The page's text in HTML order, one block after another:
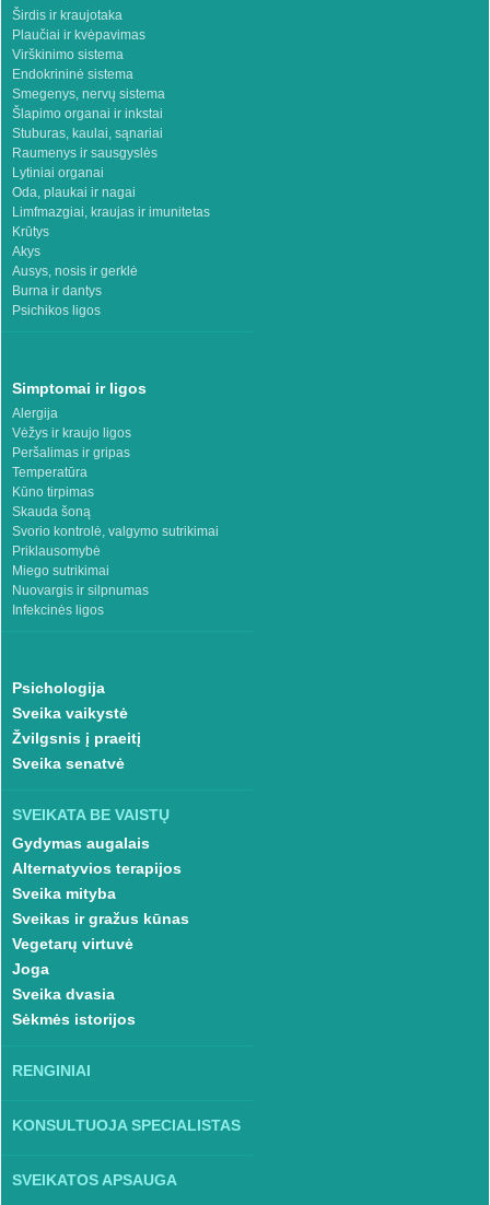
Širdis ir kraujotaka
Plaučiai ir kvėpavimas
Virškinimo sistema
Endokrininė sistema
Smegenys, nervų sistema
Šlapimo organai ir inkstai
Stuburas, kaulai, sąnariai
Raumenys ir sausgyslės
Lytiniai organai
Oda, plaukai ir nagai
Limfmazgiai, kraujas ir imunitetas
Krūtys
Akys
Ausys, nosis ir gerklė
Burna ir dantys
Psichikos ligos
Simptomai ir ligos
Alergija
Vėžys ir kraujo ligos
Peršalimas ir gripas
Temperatūra
Kūno tirpimas
Skauda šoną
Svorio kontrolė, valgymo sutrikimai
Priklausomybė
Miego sutrikimai
Nuovargis ir silpnumas
Infekcinės ligos
Psichologija
Sveika vaikystė
Žvilgsnis į praeitį
Sveika senatvė
SVEIKATA BE VAISTŲ
Gydymas augalais
Alternatyvios terapijos
Sveika mityba
Sveikas ir gražus kūnas
Vegetarų virtuvė
Joga
Sveika dvasia
Sėkmės istorijos
RENGINIAI
KONSULTUOJA SPECIALISTAS
SVEIKATOS APSAUGA